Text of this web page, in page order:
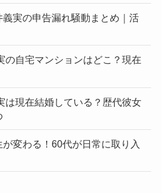
義実の申告漏れ騒動まとめ｜活
の自宅マンションはどこ？現在
は現在結婚している？歴代彼女
変わる！60代が日常に取り入